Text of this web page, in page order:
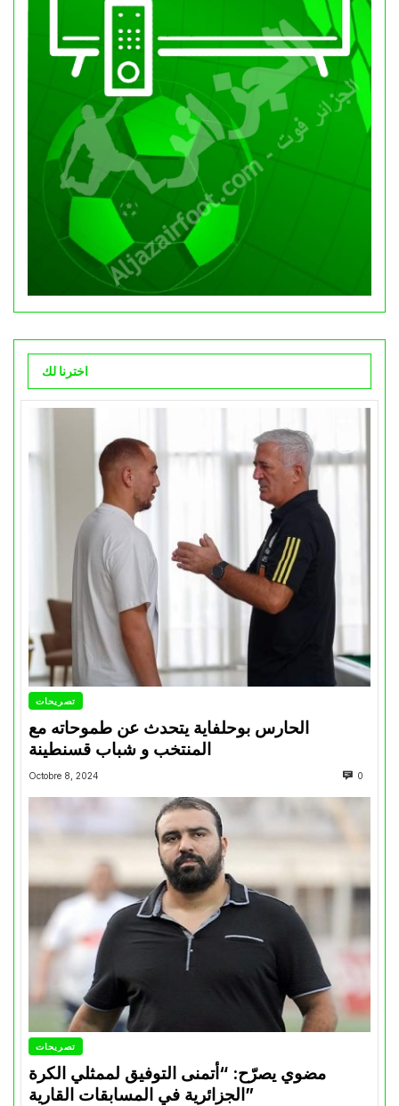
اخترنا لك
تصريحات
الحارس بوحلفاية يتحدث عن طموحاته مع
المنتخب و شباب قسنطينة
Octobre 8, 2024 0
تصريحات
مضوي يصرّح: “أتمنى التوفيق لممثلي الكرة
الجزائرية في المسابقات القارية”